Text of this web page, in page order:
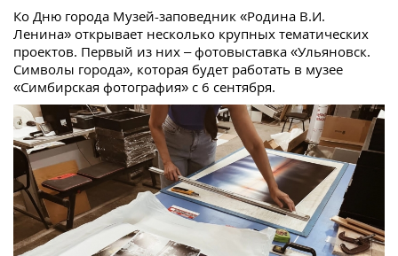
Ко Дню города Музей-заповедник «Родина В.И.
Ленина» открывает несколько крупных тематических
проектов. Первый из них – фотовыставка «Ульяновск.
Символы города», которая будет работать в музее
«Симбирская фотография» с 6 сентября.